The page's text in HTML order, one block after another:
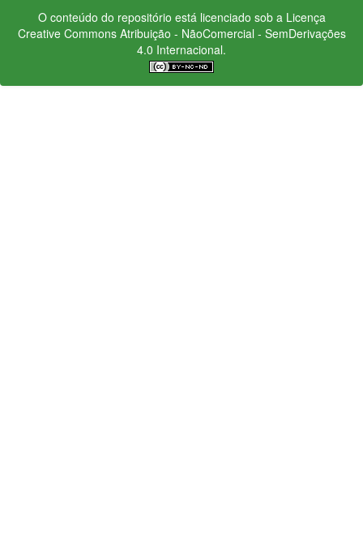
O conteúdo do repositório está licenciado sob a Licença
Creative CommonsAtribuição - NãoComercial - SemDerivações
4.0 Internacional.